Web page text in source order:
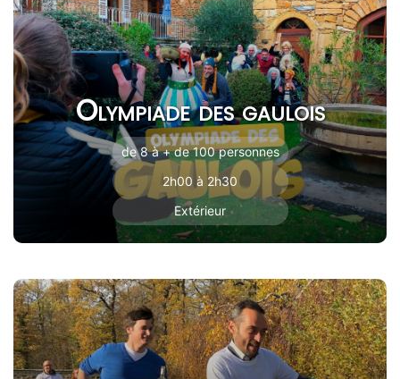
Olympiade des gaulois
de 8 à + de 100 personnes
2h00 à 2h30
Extérieur